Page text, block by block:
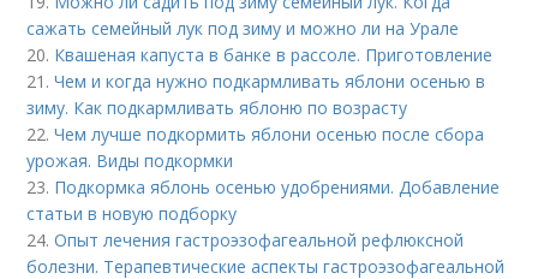
сажать семейный лук под зиму и можно ли на Урале
20. Квашеная капуста в банке в рассоле. Приготовление
21.Чем и когда нужно подкармливать яблони осенью в
зиму. Как подкармливать яблоню по возрасту
22.Чем лучше подкормить яблони осенью после сбора
урожая. Виды подкормки
23. Подкормка яблонь осенью удобрениями. Добавление
статьи в новую подборку
24.Опыт лечения гастроэзофагеальной рефлюксной
болезни. Терапевтические аспекты гастроэзофагеальной